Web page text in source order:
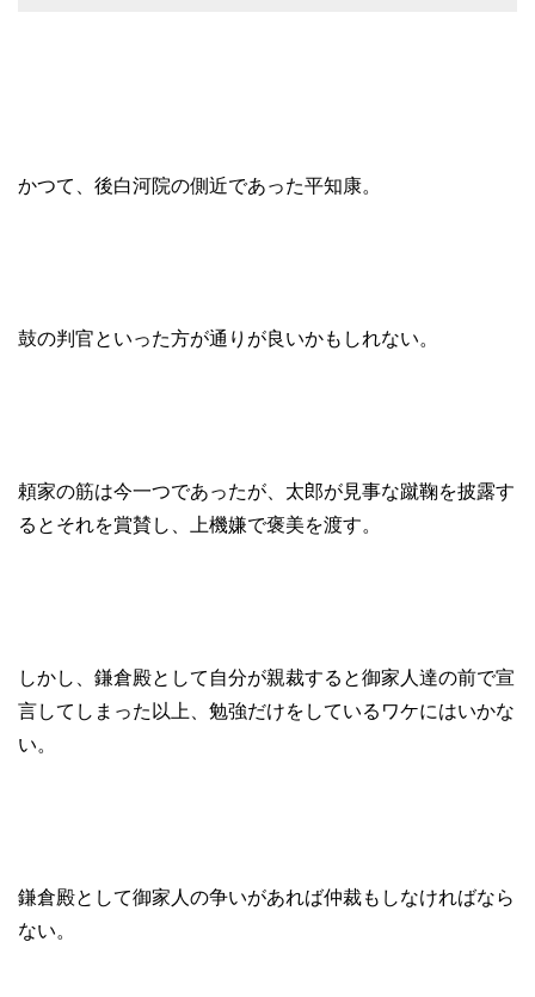
かつて、後白河院の側近であった平知康。
鼓の判官といった方が通りが良いかもしれない。
頼家の筋は今一つであったが、太郎が見事な蹴鞠を披露す
るとそれを賞賛し、上機嫌で褒美を渡す。
しかし、鎌倉殿として自分が親裁すると御家人達の前で宣
言してしまった以上、勉強だけをしているワケにはいかな
い。
鎌倉殿として御家人の争いがあれば仲裁もしなければなら
ない。